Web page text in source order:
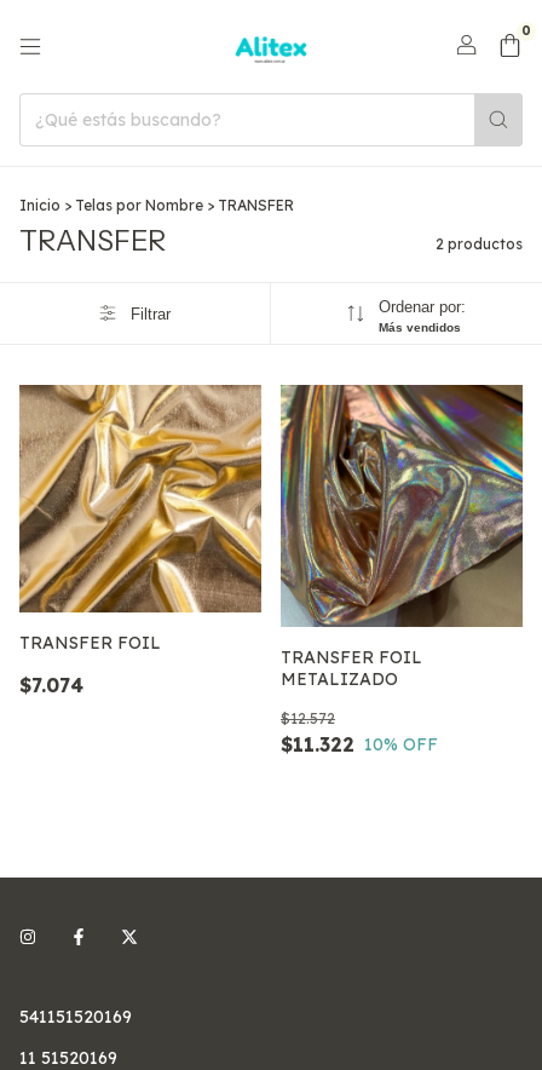
0
Inicio > Telas por Nombre > TRANSFER
TRANSFER 2 productos
Filtrar Ordenar por:
Más vendidos
TRANSFER FOIL
$7.074
TRANSFER FOIL
METALIZADO
$11.322
$12.572
10% OFF
541151520169
11 51520169